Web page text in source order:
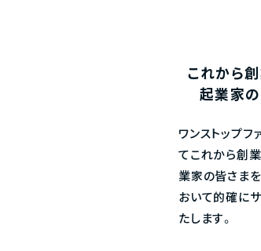
これから
起業家
ワンストップフ
てこれから創
業家の皆さま
おいて的確に
たします。